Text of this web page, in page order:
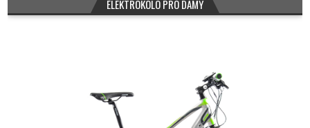
ELEKTROKOLO PRO DÁMY